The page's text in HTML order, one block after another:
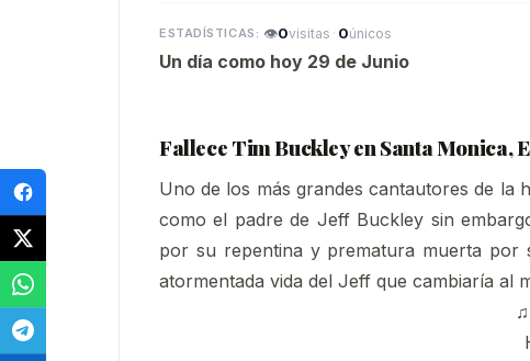
👁0visitas · 0únicos
Un día como hoy 29 de Junio
Fallece Tim Buckley en Santa Monica,
Uno de los más grandes cantautores de la
como el padre de Jeff Buckley sin
por su repentina y prematura muerta por
atormentada vida del Jeff que cambiaría al